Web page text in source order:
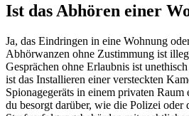
Ist das Abhören einer
Ja, das Eindringen in eine Wohnung
Abhörwanzen ohne Zustimmung ist
Gesprächen ohne Erlaubnis ist
ist das Installieren einer versteckten
Spionagegeräts in einem privaten
du besorgt darüber, wie die Polizei oder